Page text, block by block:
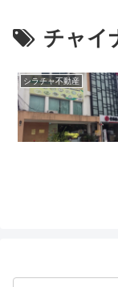
チャイ
シラチャ不動産